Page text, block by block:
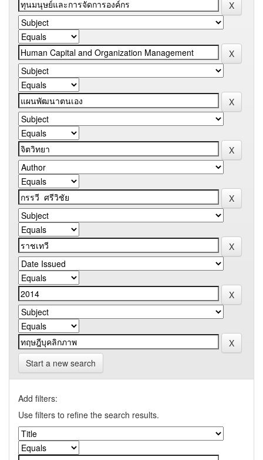
Start a new search
Add filters:
Use filters to refine the search results.